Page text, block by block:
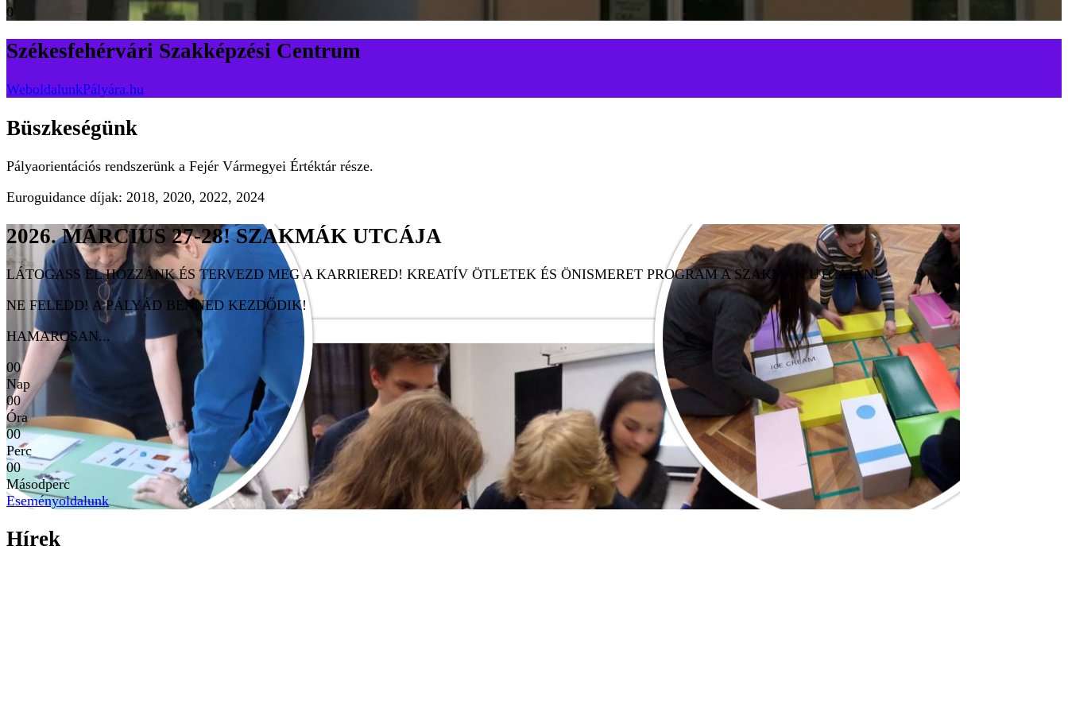
0
Székesfehérvári Szakképzési Centrum
WeboldalunkPályára.hu
Büszkeségünk
Pályaorientációs rendszerünk a Fejér Vármegyei Értéktár része.
Euroguidance díjak: 2018, 2020, 2022, 2024
2026. MÁRCIUS 27-28! SZAKMÁK UTCÁJA
LÁTOGASS EL HOZZÁNK ÉS TERVEZD MEG A KARRIERED! KREATÍV ÖTLETEK ÉS ÖNISMERET PROGRAM A SZAKMÁK UTCÁJÁN!
NE FELEDD! A PÁLYÁD BENNED KEZDŐDIK!
HAMAROSAN...
00
Nap
00
Óra
00
Perc
00
Másodperc
Eseményoldalunk
Hírek